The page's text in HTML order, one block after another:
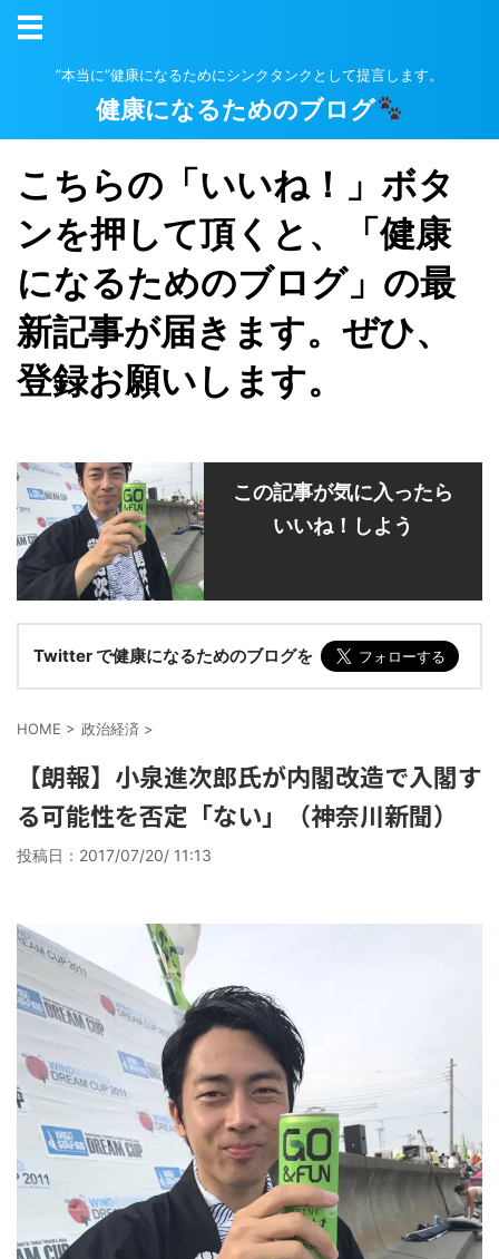
”本当に”健康になるためにシンクタンクとして提言します。
健康になるためのブログ
こちらの「いいね！」ボタ
ンを押して頂くと、「健康
になるためのブログ」の最
新記事が届きます。ぜひ、
登録お願いします。
この記事が気に入ったら
いいね！しよう
Twitter で健康になるためのブログを
HOME > 政治経済 >
【朗報】小泉進次郎氏が内閣改造で入閣す
る可能性を否定「ない」（神奈川新聞）
投稿日： 2017/07/20/ 11:13